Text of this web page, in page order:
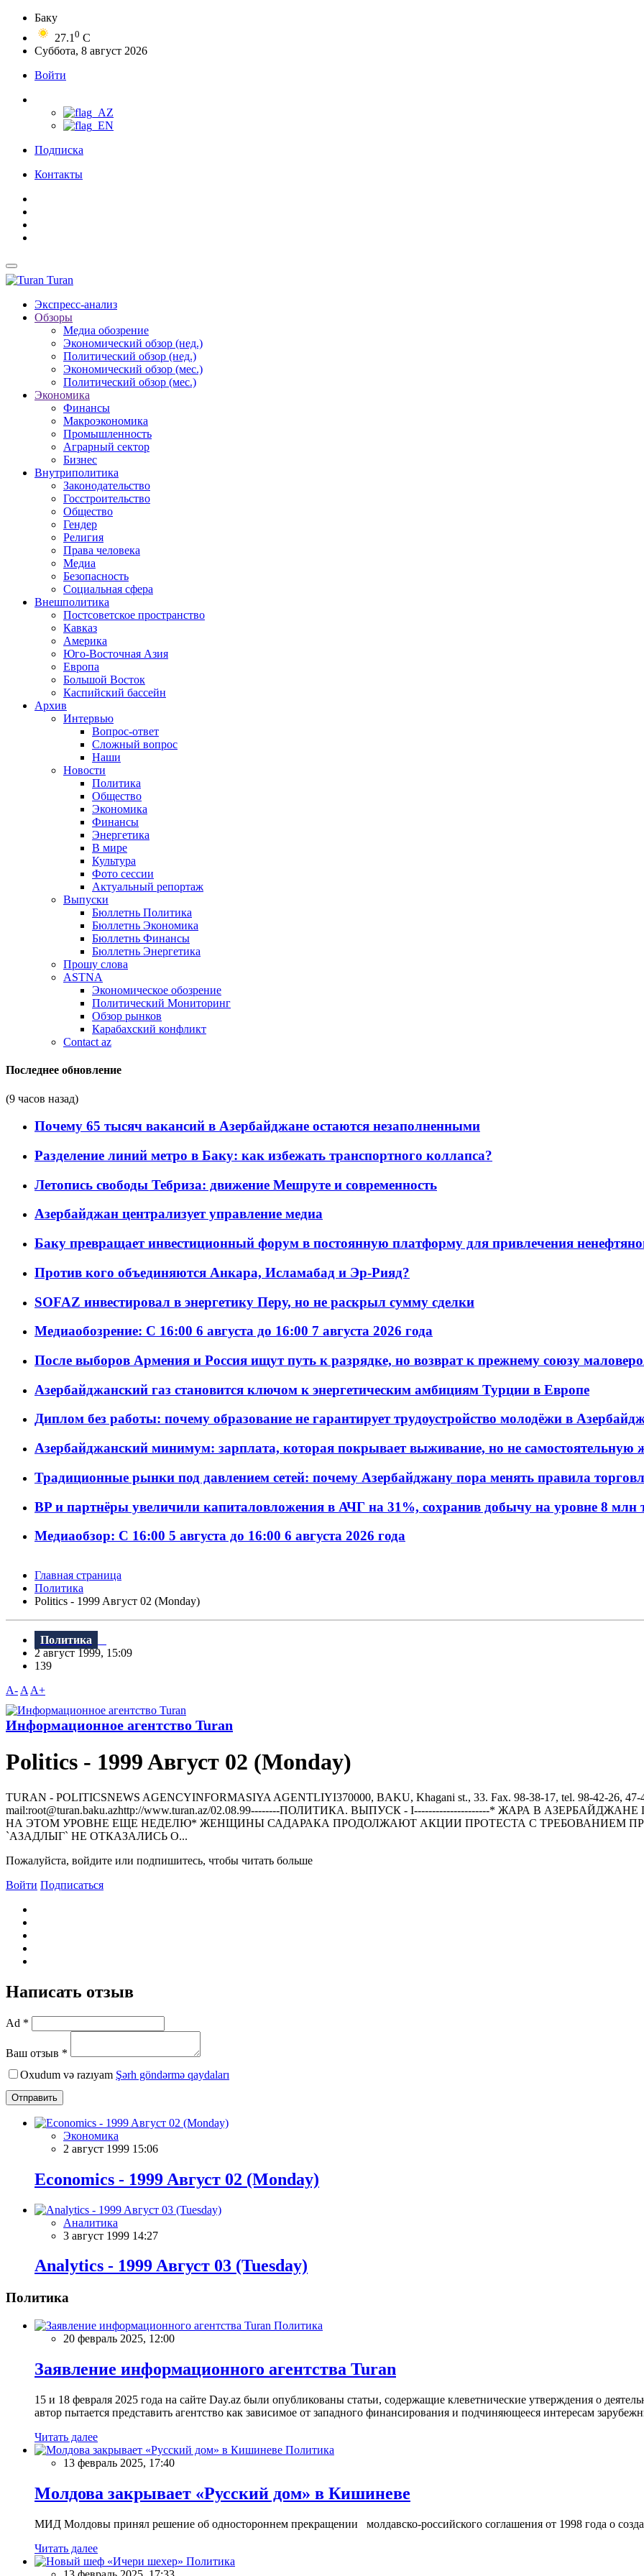
Баку
27.1 0 C
Суббота, 8 август 2026
Войти
Подписка
Контакты
Turan
Экспресс-анализ
Обзоры
Медиа обозрение
Экономический обзор (нед.)
Политический обзор (нед.)
Экономический обзор (мес.)
Политический обзор (мес.)
Экономика
Финансы
Макроэкономика
Промышленность
Аграрный сектор
Бизнес
Внутриполитика
Законодательство
Госстроительство
Общество
Гендер
Религия
Права человека
Медиа
Безопасность
Социальная сфера
Внешполитика
Постсоветское пространство
Кавказ
Америка
Юго-Восточная Азия
Европа
Большой Восток
Каспийский бассейн
Архив
Интервью
Вопрос-ответ
Сложный вопрос
Наши
Новости
Политика
Общество
Экономика
Финансы
Энергетика
В мире
Культура
Фото сессии
Актуальный репортаж
Выпуски
Бюллетнь Политика
Бюллетнь Экономика
Бюллетнь Финансы
Бюллетнь Энергетика
Прошу слова
ASTNA
Экономическое обозрение
Политический Мониторинг
Обзор рынков
Карабахский конфликт
Contact az
Последнее обновление
(9 часов назад)
Почему 65 тысяч вакансий в Азербайджане остаются незаполненными
Разделение линий метро в Баку: как избежать транспортного коллапса?
Летопись свободы Тебриза: движение Мешруте и современность
Азербайджан централизует управление медиа
Баку превращает инвестиционный форум в постоянную платформу для привлечения
Против кого объединяются Анкара, Исламабад и Эр-Рияд?
SOFAZ инвестировал в энергетику Перу, но не раскрыл сумму сделки
Медиаобозрение: С 16:00 6 августа до 16:00 7 августа 2026 года
После выборов Армения и Россия ищут путь к разрядке, но возврат к прежнему союзу
Азербайджанский газ становится ключом к энергетическим амбициям Турции в Европе
Диплом без работы: почему образование не гарантирует трудоустройство молодёжи в
Азербайджанский минимум: зарплата, которая покрывает выживание, но не самостоятельную
Традиционные рынки под давлением сетей: почему Азербайджану пора менять правила
BP и партнёры увеличили капиталовложения в АЧГ на 31%, сохранив добычу на уровне 8 млн
Медиаобзор: С 16:00 5 августа до 16:00 6 августа 2026 года
Главная страница
Политика
Politics - 1999 Aвгуст 02 (Monday)
Политика
2 август 1999, 15:09
139
A- A A+
Информационное агентство Turan
Politics - 1999 Aвгуст 02 (Monday)
TURAN - РOLITICSNEWS AGENCYINFORMASIYA AGENTLIYI370000, BAKU, Khagani st., 33. Fax. 98-38-17, tel. 98-42-26, 47-
mail:root@turan.baku.azhttр://www.turan.az/02.08.99--------ПОЛИТИКА. ВЫПУСК - I---------------------* ЖАРА В
HА ЭТОМ УРОВHЕ ЕЩЕ HЕДЕЛЮ* ЖЕHЩИHЫ САДАРАКА ПРОДОЛЖАЮТ АКЦИИ ПРОТЕСТА С ТРЕБОВАHИЕМ
`АЗАДЛЫГ` HЕ ОТКАЗАЛИСЬ О...
Пожалуйста, войдите или подпишитесь, чтобы читать больше
Войти Подписаться
Написать отзыв
Ad *
Ваш отзыв *
Oxudum və razıyam Şərh göndərmə qaydaları
Отправить
Экономика
2 август 1999 15:06
Economics - 1999 Aвгуст 02 (Monday)
Аналитика
3 август 1999 14:27
Analytics - 1999 Aвгуст 03 (Tuesday)
Политика
Политика
20 февраль 2025, 12:00
Заявление информационного агентства Turan
15 и 18 февраля 2025 года на сайте Day.az были опубликованы статьи, содержащие клеветнические утверждения о
автор пытается представить агентство как зависимое от западного финансирования и подчиняющееся интересам
Читать далее
Политика
13 февраль 2025, 17:40
Молдова закрывает «Русский дом» в Кишиневе
МИД Молдовы принял решение об одностороннем прекращении молдавско-российского соглашения от 1998 года о
Читать далее
Политика